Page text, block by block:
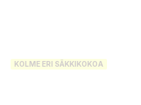
KOLME ERI SÄKKIKOKOA